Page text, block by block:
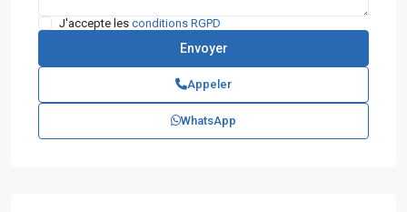
J'accepte les conditions RGPD
Appeler
WhatsApp